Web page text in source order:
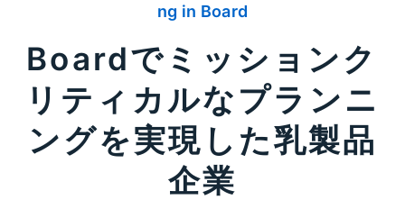
ng in Board
Boardでミッションク
リティカルなプランニ
ングを実現した乳製品
企業